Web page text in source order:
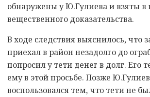
обнаружены у Ю.Гулиева и взяты в
вещественного доказательства.
В ходе следствия выяснилось, что
приехал в район незадолго до
попросил у тети денег в долг. Его
ему в этой просьбе. Позже Ю.Гулиев
воспользовался тем, что тети не